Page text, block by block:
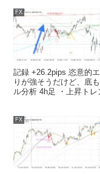
FX
記録 +26.2pips 恣意的
りが強そうだけど、底
ル分析 4h足 ・上昇トレ
FX